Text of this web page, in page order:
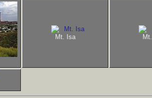
Mt. Isa